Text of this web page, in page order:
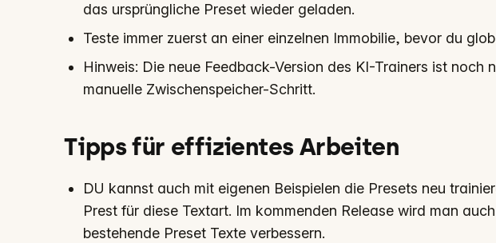
das ursprüngliche Preset wieder geladen.
Teste immer zuerst an einer einzelnen Immobilie, bevor du
Hinweis: Die neue Feedback-Version des KI-Trainers ist noch
manuelle Zwischenspeicher-Schritt.
Tipps für effizientes Arbeiten
DU kannst auch mit eigenen Beispielen die Presets neu
Prest für diese Textart. Im kommenden Release wird man
bestehende Preset Texte verbessern.